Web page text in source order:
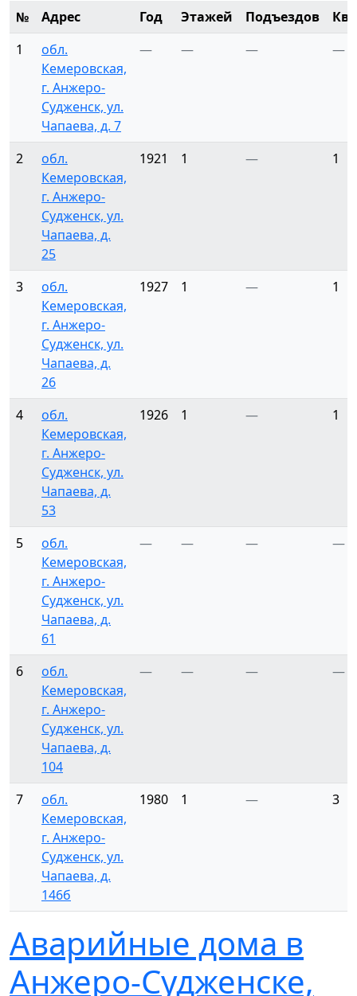
№ Адрес Год Этажей Подъездов
1
обл.
Кемеровская,
г. Анжеро-
Судженск, ул.
Чапаева, д. 7
— — — —
2
обл.
Кемеровская,
г. Анжеро-
Судженск, ул.
Чапаева, д.
25
1921 1 — 1
3
обл.
Кемеровская,
г. Анжеро-
Судженск, ул.
Чапаева, д.
26
1927 1 — 1
4
обл.
Кемеровская,
г. Анжеро-
Судженск, ул.
Чапаева, д.
53
1926 1 — 1
5
обл.
Кемеровская,
г. Анжеро-
Судженск, ул.
Чапаева, д.
61
— — — —
6
обл.
Кемеровская,
г. Анжеро-
Судженск, ул.
Чапаева, д.
104
— — — —
7
обл.
Кемеровская,
г. Анжеро-
Судженск, ул.
Чапаева, д.
146б
1980 1 — 3
Аварийные дома в
Анжеро-Судженске,